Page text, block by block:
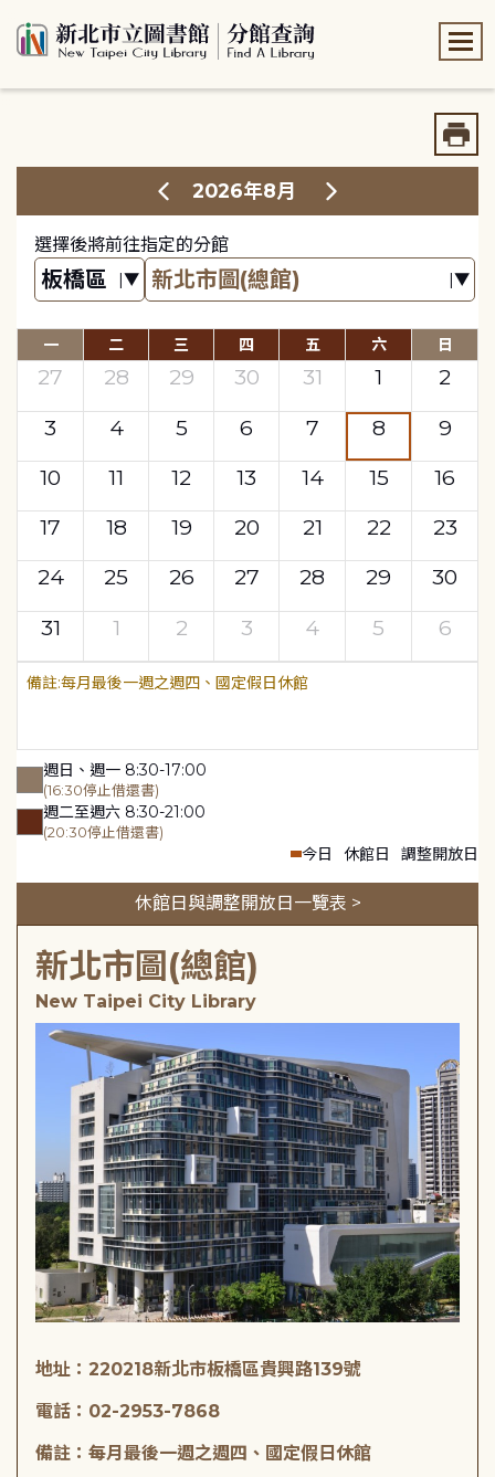
2026年8月
選擇後將前往指定的分館
一 二 三 四 五 六 日
27 28 29 30 31 1
2
3
4 5 6 7 8
9
10
11 12 13 14 15
16
17
18 19 20 21 22
23
24
25 26 27 28 29
30
31
1 2 3 4 5 6
每月最後一週之週四、國定假日休館
週日、週一 8:30-17:00
(16:30停止借還書)
週二至週六 8:30-21:00
(20:30停止借還書)
今日 休館日 調整開放日
休館日與調整開放日一覽表 >
新北市圖(總館)
New Taipei City Library
地址：220218新北市板橋區貴興路139號
電話：02-2953-7868
備註：每月最後一週之週四、國定假日休館